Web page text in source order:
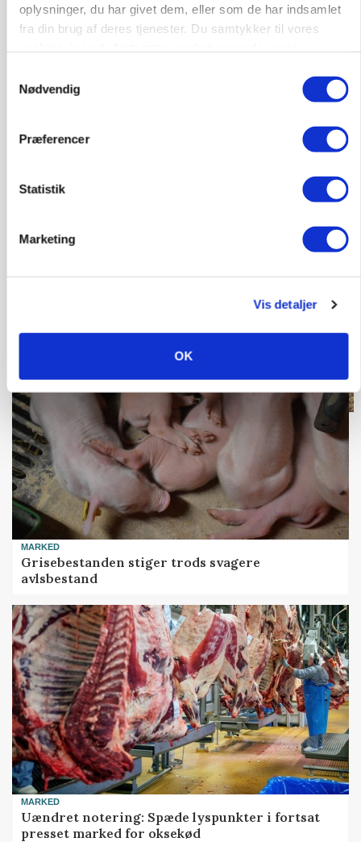
oplysninger, du har givet dem, eller som de har indsamlet
fra din brug af deres tjenester. Du samtykker til vores
Nødvendig
Præferencer
Statistik
Marketing
Vis detaljer
OK
PLANTER
Før såmaskinen kører: Her er efterårets største
MARKED
Grisebestanden stiger trods svagere
avlsbestand
MARKED
Uændret notering: Spæde lyspunkter i fortsat
presset marked for oksekød